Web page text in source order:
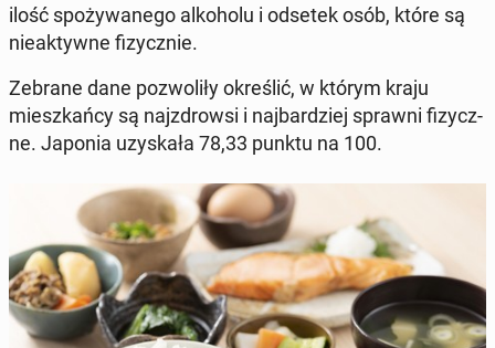
ilość spo­ży­wa­ne­go al­ko­ho­lu i odsetek osób, które są
nie­ak­tyw­ne fi­zycz­nie.
Zebrane dane po­zwo­li­ły okre­ślić, w którym kraju
miesz­kań­cy są naj­zdrow­si i naj­bar­dziej sprawni fi­zycz­
ne. Japonia uzy­ska­ła 78,33 punktu na 100.